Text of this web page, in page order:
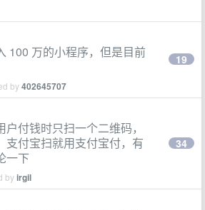
100 万的小程序，但是目前
by402645707
19
付钱时只扫一个二维码，
支付宝扫就用支付宝付，有
一下
byirgil
34